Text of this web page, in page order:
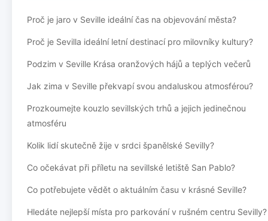
Proč je jaro v Seville ideální čas na objevování města?
Proč je Sevilla ideální letní destinací pro milovníky kultury?
Podzim v Seville Krása oranžových hájů a teplých večerů
Jak zima v Seville překvapí svou andaluskou atmosférou?
Prozkoumejte kouzlo sevillských trhů a jejich jedinečnou
atmosféru
Kolik lidí skutečně žije v srdci španělské Sevilly?
Co očekávat při příletu na sevillské letiště San Pablo?
Co potřebujete vědět o aktuálním času v krásné Seville?
Hledáte nejlepší místa pro parkování v rušném centru Sevilly?